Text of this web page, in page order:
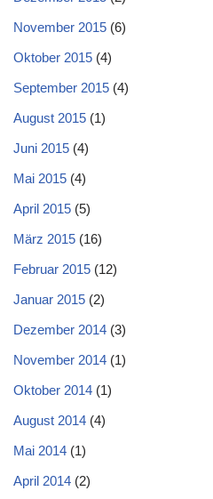
November 2015 (6)
Oktober 2015 (4)
September 2015 (4)
August 2015 (1)
Juni 2015 (4)
Mai 2015 (4)
April 2015 (5)
März 2015 (16)
Februar 2015 (12)
Januar 2015 (2)
Dezember 2014 (3)
November 2014 (1)
Oktober 2014 (1)
August 2014 (4)
Mai 2014 (1)
April 2014 (2)